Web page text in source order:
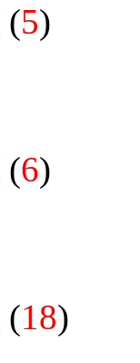
(5)
(6)
(18)